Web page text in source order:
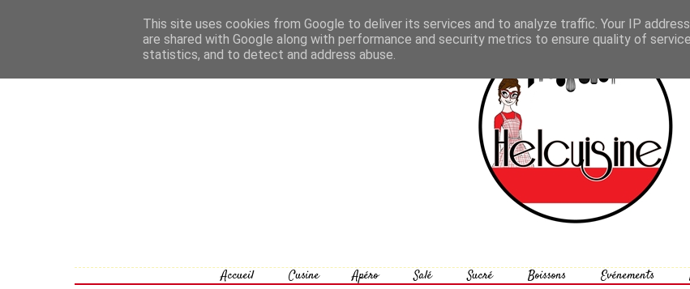
Accueil Cusine Apéro Salé Sucré Boissons Evénements
This site uses cookies from Google to deliver its services and to analyze traffic. Your IP
are shared with Google along with performance and security metrics to ensure quality of
statistics, and to detect and address abuse.